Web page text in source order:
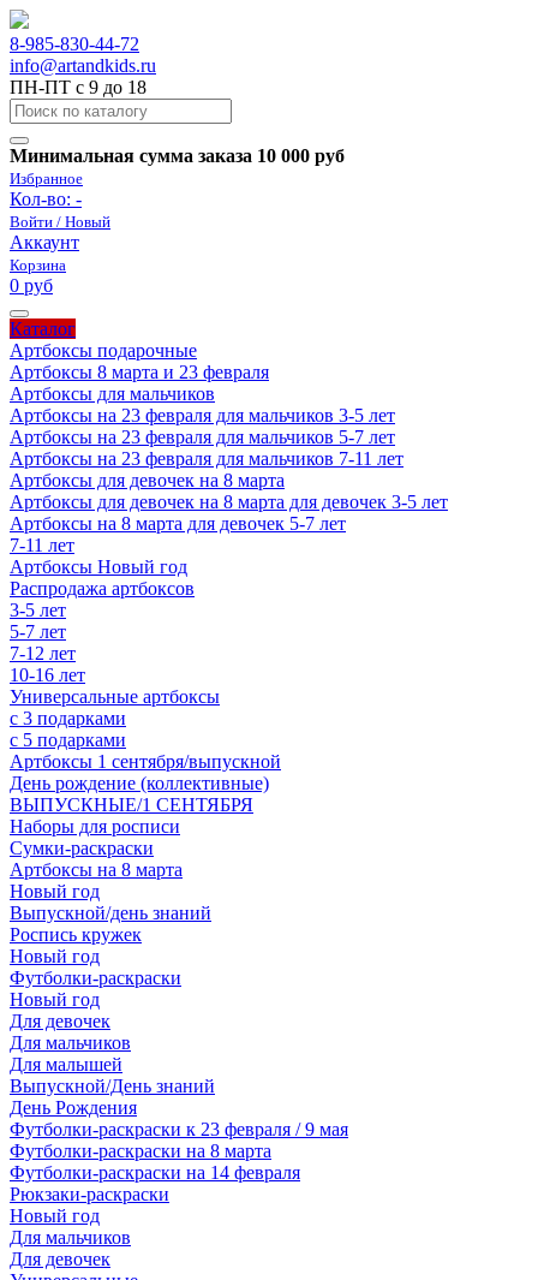
8-985-830-44-72
info@artandkids.ru
ПН-ПТ с 9 до 18
Минимальная сумма заказа 10 000 руб
Избранное
Кол-во: -
Войти / Новый
Аккаунт
Корзина
0 руб
Каталог
Артбоксы подарочные
Артбоксы 8 марта и 23 февраля
Артбоксы для мальчиков
Артбоксы на 23 февраля для мальчиков 3-5 лет
Артбоксы на 23 февраля для мальчиков 5-7 лет
Артбоксы на 23 февраля для мальчиков 7-11 лет
Артбоксы для девочек на 8 марта
Артбоксы для девочек на 8 марта для девочек 3-5 лет
Артбоксы на 8 марта для девочек 5-7 лет
7-11 лет
Артбоксы Новый год
Распродажа артбоксов
3-5 лет
5-7 лет
7-12 лет
10-16 лет
Универсальные артбоксы
с 3 подарками
с 5 подарками
Артбоксы 1 сентября/выпускной
День рождение (коллективные)
ВЫПУСКНЫЕ/1 СЕНТЯБРЯ
Наборы для росписи
Сумки-раскраски
Артбоксы на 8 марта
Новый год
Выпускной/день знаний
Роспись кружек
Новый год
Футболки-раскраски
Новый год
Для девочек
Для мальчиков
Для малышей
Выпускной/День знаний
День Рождения
Футболки-раскраски к 23 февраля / 9 мая
Футболки-раскраски на 8 марта
Футболки-раскраски на 14 февраля
Рюкзаки-раскраски
Новый год
Для мальчиков
Для девочек